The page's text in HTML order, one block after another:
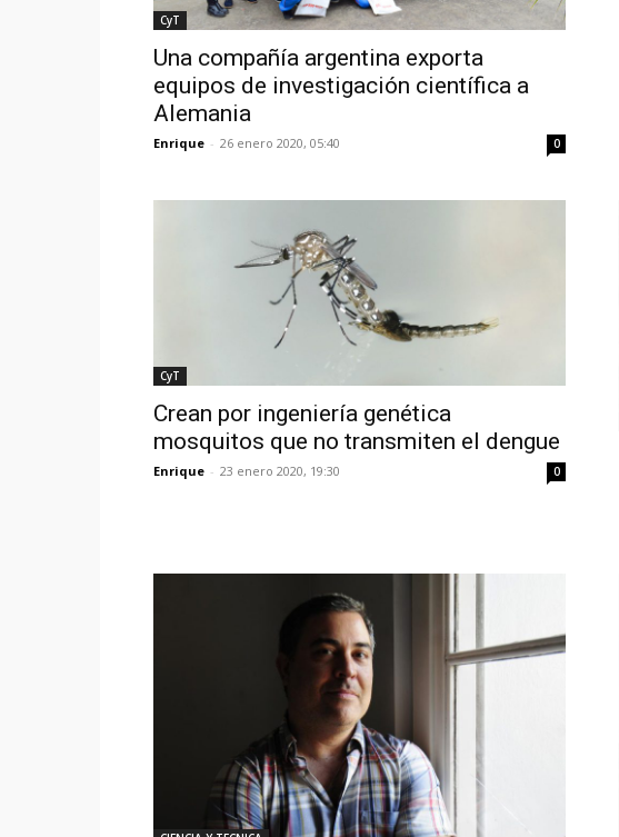
CyT
Una compañía argentina exporta
equipos de investigación científica a
Alemania
Enrique - 26 enero 2020, 05:40 0
CyT
Crean por ingeniería genética
mosquitos que no transmiten el dengue
Enrique - 23 enero 2020, 19:30 0